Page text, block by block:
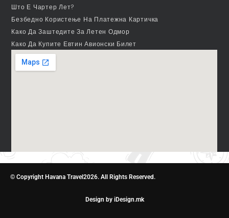
Што Е Чартер Лет?
Безбедно Користење На Платежна Картичка
Како Да Заштедите За Летен Одмор
Како Да Купите Евтин Авионски Билет
© Copyright Havana Travel2026. All Rights Reserved.
Design by iDesign.mk